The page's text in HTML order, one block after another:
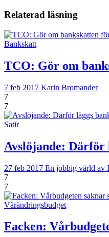
Relaterad läsning
Bankskatt
TCO: Gör om
7 feb 2017 Karin Bromander
7
7
Satir
Avslöjande: Därför
27 feb 2017 En jobbig värld av
7
7
Vårändringsbudget
Facken: